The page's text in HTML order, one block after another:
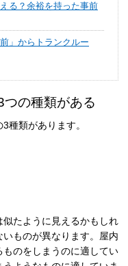
る？余裕を持った事前
」からトランクルー
つの種類がある
種類があります。
たように見えるかもしれ
ものが異なります。屋内
のをしまうのに適してい